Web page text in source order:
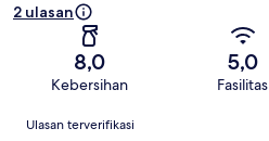
2 ulasan
8,0
Kebersihan
5,0
Fasilitas
Ulasan
Ulasan terverifikasi